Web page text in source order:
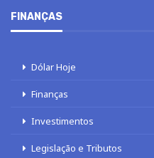
FINANÇAS
Dólar Hoje
Finanças
Investimentos
Legislação e Tributos